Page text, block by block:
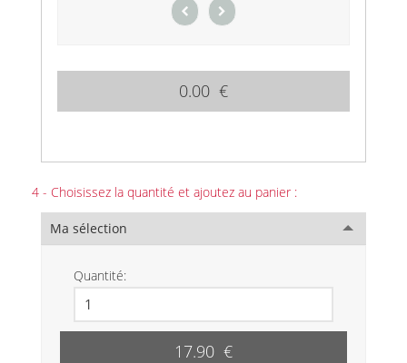
0.00 €
4 - Choisissez la quantité et ajoutez au panier :
Ma sélection
Quantité:
17.90 €